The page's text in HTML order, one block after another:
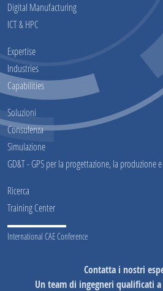
Digital Manufacturing
ICT & HPC
Expertise
Industries
Capabilities
Soluzioni
Consulenza
Simulazione
GD&T - GPS per la progettazione, la produzione
Ricerca
Training Center
International CAE Conference
Contatta i nostri
Un team di ingegneri qualificati